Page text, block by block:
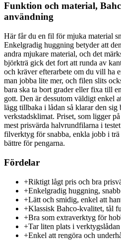
Funktion och material,
användning
Här får du en fil för mjuka material
Enkelgradig huggning betyder att
andra mjukare material, och det
björkträ gick det fort att runda av
och kräver efterarbete om du vill ha
man jobba lite mer, och filen slits
bara ska ta bort grader eller fixa till
gott. Den är dessutom väldigt enkel
lägg tillbaka i lådan så klarar den
verkstadsklimat. Priset, som ligger
mest prisvärda halvrundfilarna i
filverktyg för snabba, enkla jobb i trä
bättre för pengarna.
Fördelar
+Riktigt lågt pris och bra
+Enkelgradig huggning,
+Lätt och smidig, enkel att
+Klassisk Bahco-kvalitet, tål
+Bra som extraverktyg för
+Tar liten plats i verktygslådan
+Enkel att rengöra och